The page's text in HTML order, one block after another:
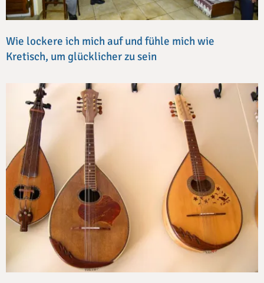
Wie lockere ich mich auf und fühle mich wie
Kretisch, um glücklicher zu sein